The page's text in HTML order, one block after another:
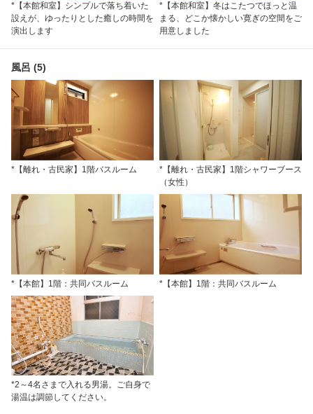
*【本館和室】シンプルで落ち着いた
設えが、ゆったりとした癒しの時間を
演出します
*【本館和室】冬はこたつでほっと温
まる、どこか懐かしい寛ぎの空間をご
用意しました
風呂 (5)
*【離れ・古民家】1階バスルーム
*【離れ・古民家】1階シャワーブース
（女性）
*【本館】1階：共同バスルーム *【本館】1階：共同バスルーム
*2～4名さまで入れる男湯。ご自身で
湯温は調節してください。